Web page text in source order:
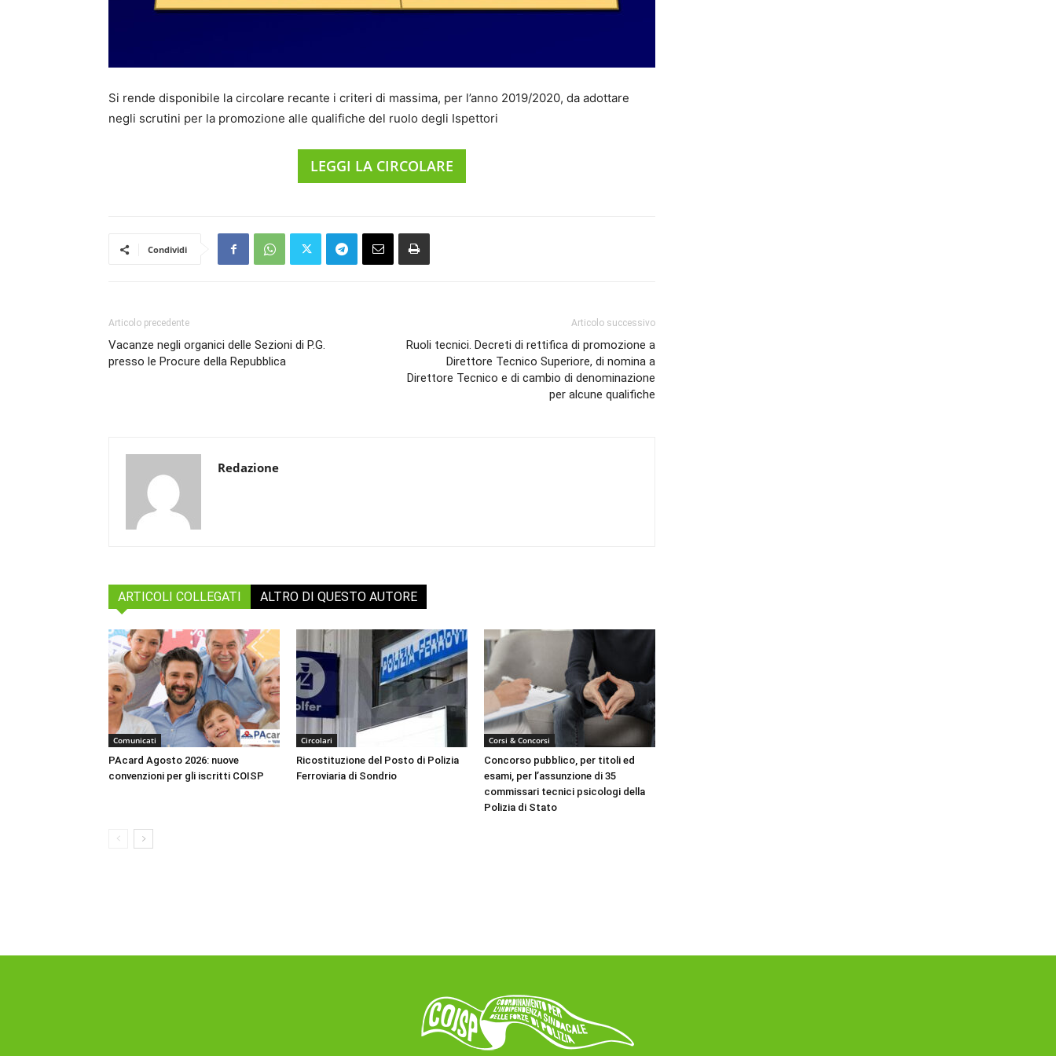
Si rende disponibile la circolare recante i criteri di massima, per l’anno 2019/2020, da adottare
negli scrutini per la promozione alle qualifiche del ruolo degli Ispettori
LEGGI LA CIRCOLARE
Condividi
Articolo precedente
Vacanze negli organici delle Sezioni di P.G.
presso le Procure della Repubblica
Articolo successivo
Ruoli tecnici. Decreti di rettifica di promozione a
Direttore Tecnico Superiore, di nomina a
Direttore Tecnico e di cambio di denominazione
per alcune qualifiche
Redazione
ARTICOLI COLLEGATI ALTRO DI QUESTO AUTORE
Comunicati
PAcard Agosto 2026: nuove
convenzioni per gli iscritti COISP
Circolari
Ricostituzione del Posto di Polizia
Ferroviaria di Sondrio
Corsi & Concorsi
Concorso pubblico, per titoli ed
esami, per l’assunzione di 35
commissari tecnici psicologi della
Polizia di Stato